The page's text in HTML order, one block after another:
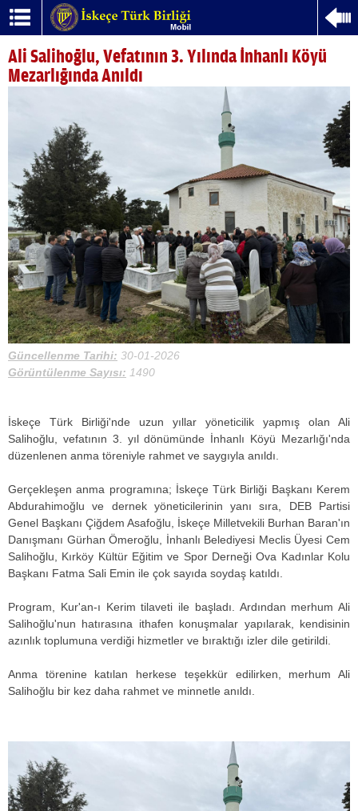
Ali Salihoğlu, Vefatının 3. Yılında İnhanlı Köyü
Mezarlığında Anıldı
Güncellenme Tarihi: 30-01-2026
Görüntülenme Sayısı: 1490
İskeçe Türk Birliği'nde uzun yıllar yöneticilik yapmış olan Ali
Salihoğlu, vefatının 3. yıl dönümünde İnhanlı Köyü Mezarlığı'nda
düzenlenen anma töreniyle rahmet ve saygıyla anıldı.
Gerçekleşen anma programına; İskeçe Türk Birliği Başkanı Kerem
Abdurahimoğlu ve dernek yöneticilerinin yanı sıra, DEB Partisi
Genel Başkanı Çiğdem Asafoğlu, İskeçe Milletvekili Burhan Baran'ın
Danışmanı Gürhan Ömeroğlu, İnhanlı Belediyesi Meclis Üyesi Cem
Salihoğlu, Kırköy Kültür Eğitim ve Spor Derneği Ova Kadınlar Kolu
Başkanı Fatma Sali Emin ile çok sayıda soydaş katıldı.
Program, Kur'an-ı Kerim tilaveti ile başladı. Ardından merhum Ali
Salihoğlu'nun hatırasına ithafen konuşmalar yapılarak, kendisinin
azınlık toplumuna verdiği hizmetler ve bıraktığı izler dile getirildi.
Anma törenine katılan herkese teşekkür edilirken, merhum Ali
Salihoğlu bir kez daha rahmet ve minnetle anıldı.